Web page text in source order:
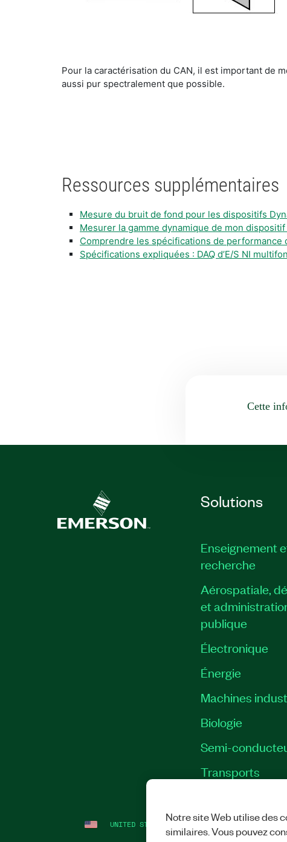
Pour la caractérisation du CAN, il est important de
aussi pur spectralement que possible.
Ressources supplémentaires
Mesure du bruit de fond pour les dispositifs
Mesurer la gamme dynamique de mon
Comprendre les spécifications de performance
Spécifications expliquées : DAQ d’E/S NI
Cette
Solutions
Enseignement
recherche
Aérospatiale,
et
publique
Électronique
Énergie​
Machines
Biologie
Semi-
Transports
UNITED STATES MENTIONS LÉGALES|
Notre site Web utilise des
similaires. Vous pouvez